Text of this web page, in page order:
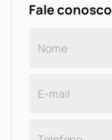
Fale conosco